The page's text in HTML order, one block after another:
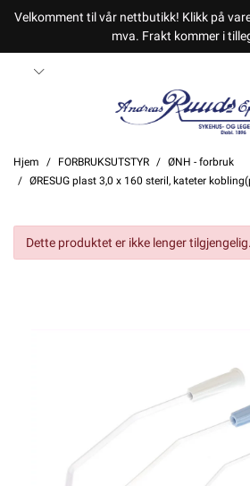
Velkomment til vår nettbutikk! Klikk på
mva. Frakt kommer i
Hjem FORBRUKSUTSTYR
ØNH - forbruk
ØRESUG plast 3,0 x 160 steril, kateter
Dette produktet er ikke lenger tilgjengelig.